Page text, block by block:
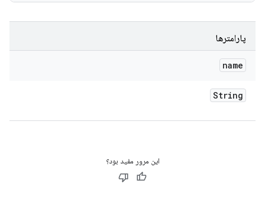
پارامترها
name
String
این مرور مفید بود؟